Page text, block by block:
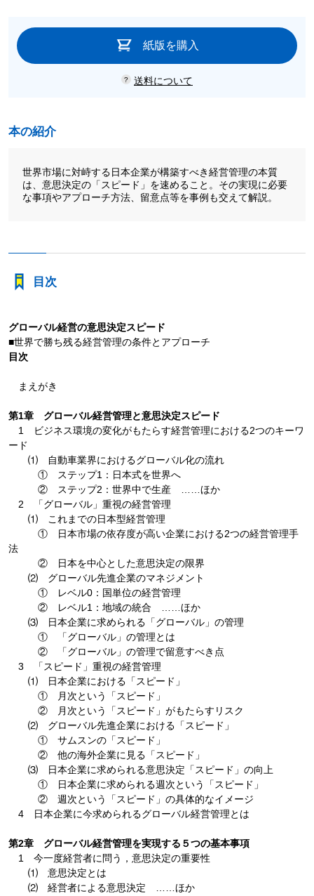
紙版を購入
送料について
本の紹介
世界市場に対峙する日本企業が構築すべき経営管理の本質
は、意思決定の「スピード」を速めること。その実現に必要
な事項やアプローチ方法、留意点等を事例も交えて解説。
目次
グローバル経営の意思決定スピード
■世界で勝ち残る経営管理の条件とアプローチ
目次
まえがき
第1章 グローバル経営管理と意思決定スピード
1 ビジネス環境の変化がもたらす経営管理における2つのキーワ
ード
⑴ 自動車業界におけるグローバル化の流れ
① ステップ1：日本式を世界へ
② ステップ2：世界中で生産 ……ほか
2 「グローバル」重視の経営管理
⑴ これまでの日本型経営管理
① 日本市場の依存度が高い企業における2つの経営管理手
法
② 日本を中心とした意思決定の限界
⑵ グローバル先進企業のマネジメント
① レベル0：国単位の経営管理
② レベル1：地域の統合 ……ほか
⑶ 日本企業に求められる「グローバル」の管理
① 「グローバル」の管理とは
② 「グローバル」の管理で留意すべき点
3 「スピード」重視の経営管理
⑴ 日本企業における「スピード」
① 月次という「スピード」
② 月次という「スピード」がもたらすリスク
⑵ グローバル先進企業における「スピード」
① サムスンの「スピード」
② 他の海外企業に見る「スピード」
⑶ 日本企業に求められる意思決定「スピード」の向上
① 日本企業に求められる週次という「スピード」
② 週次という「スピード」の具体的なイメージ
4 日本企業に今求められるグローバル経営管理とは
第2章 グローバル経営管理を実現する５つの基本事項
1 今一度経営者に問う，意思決定の重要性
⑴ 意思決定とは
⑵ 経営者による意思決定 ……ほか